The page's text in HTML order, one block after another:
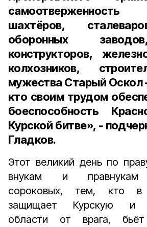
самоотверженность
шахтёров,
оборонных
конструкторов,
колхозников,
мужества Старый Оскол
кто своим трудом
боеспособность
Курской битве», -
Гладков.
Этот великий день по
внукам и правнукам
сороковых, тем, кто
защищает Курскую и
области от врага,